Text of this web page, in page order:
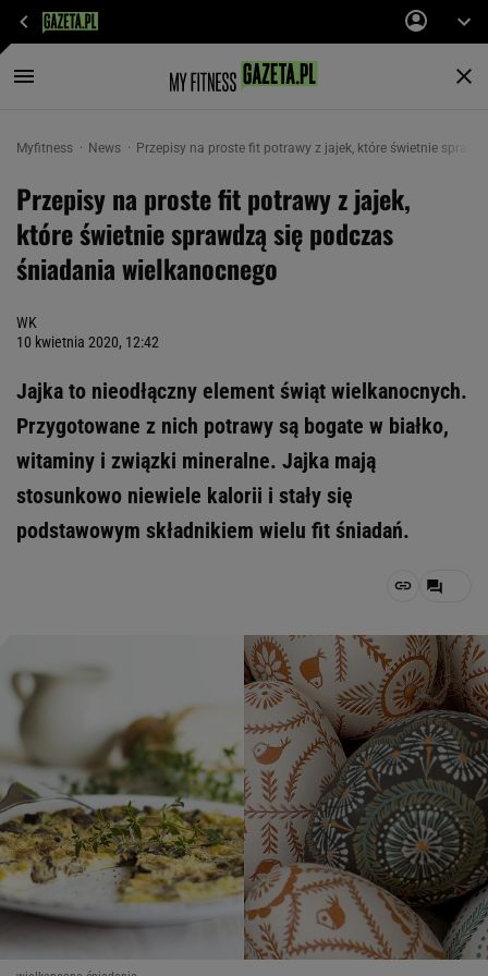
Myfitness News Przepisy na proste fit potrawy z jajek, które świetnie
Przepisy na proste fit potrawy z jajek,
które świetnie sprawdzą się podczas
śniadania wielkanocnego
WK
10 kwietnia 2020, 12:42
Jajka to nieodłączny element świąt wielkanocnych.
Przygotowane z nich potrawy są bogate w białko,
witaminy i związki mineralne. Jajka mają
stosunkowo niewiele kalorii i stały się
podstawowym składnikiem wielu fit śniadań.